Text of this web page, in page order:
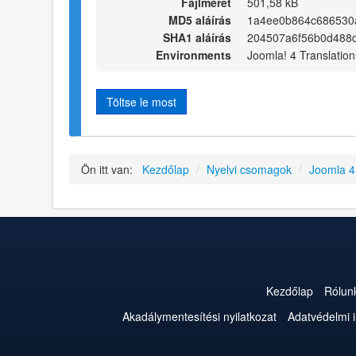
MD5 aláírás
SHA1 aláírás
Environments
Joomla! 4
Töltse le most
Ön itt van: Kezdőlap / Nyelvi csomagok / Joomla
Kezdőlap
Akadálymentesítési nyilatkozat
Adatvédelmi